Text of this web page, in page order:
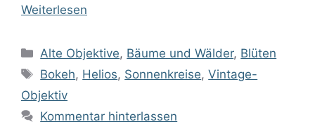
Weiterlesen
Alte Objektive, Bäume und Wälder, Blüten
Bokeh, Helios, Sonnenkreise,Vintage-
Objektiv
Kommentar hinterlassen